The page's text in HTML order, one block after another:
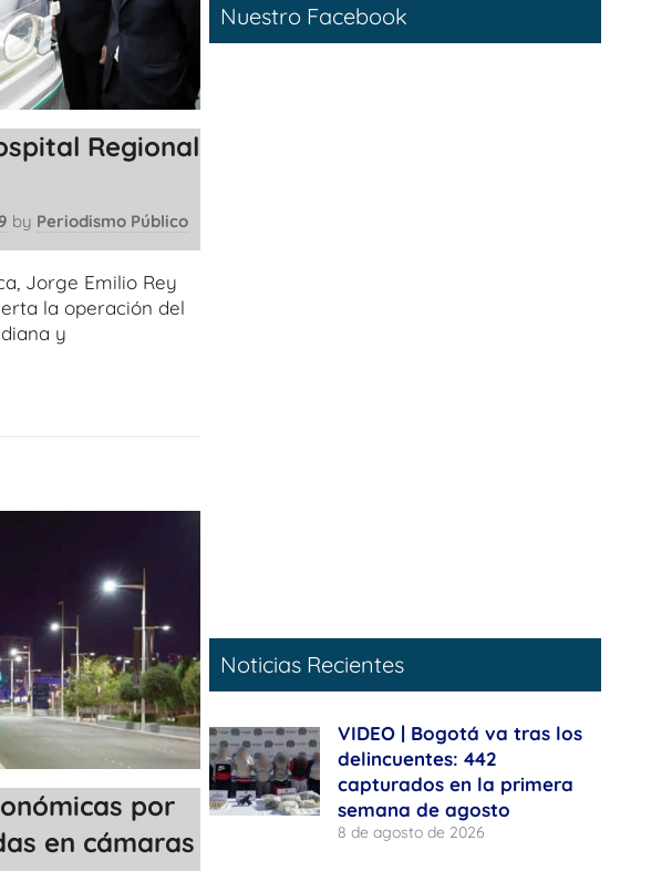
Regional
by Periodismo Público
Jorge Emilio Rey
la operación del
y
por
en cámaras
Nuestro Facebook
Noticias Recientes
VIDEO | Bogotá va tras los
delincuentes: 442
capturados en la primera
semana de agosto
8 de agosto de 2026